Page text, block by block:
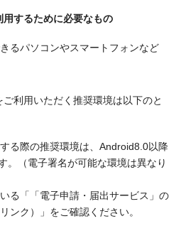
するために必要なもの
るパソコンやスマートフォンなど
利用いただく推奨環境は以下のと
る際の推奨環境は、Android8.0以降
。（電子署名が可能な環境は異なり
る「「電子申請・届出サービス」の
ンク）」をご確認ください。